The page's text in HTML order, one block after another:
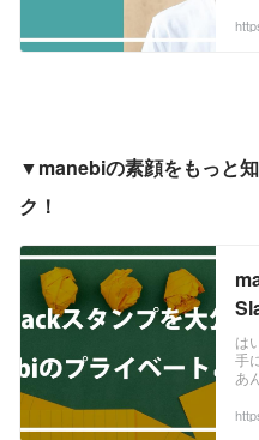
▼manebiの素顔をもっと
ク！
画
は
手
あ
企